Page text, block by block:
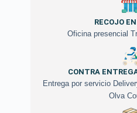
RECOJO
Oficina presencial
CONTRA
Entrega por servicio
Olva